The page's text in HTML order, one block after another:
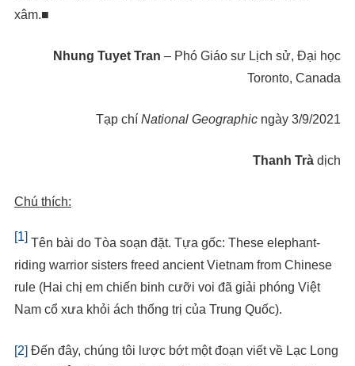
xâm.■
Nhung Tuyet Tran – Phó Giáo sư Lịch sử, Đại học
Toronto, Canada
Tạp chí National Geographic ngày 3/9/2021
Thanh Trà dịch
Chú thích:
[1] Tên bài do Tòa soạn đặt. Tựa gốc: These elephant-
riding warrior sisters freed ancient Vietnam from Chinese
rule (Hai chị em chiến binh cưỡi voi đã giải phóng Việt
Nam cổ xưa khỏi ách thống trị của Trung Quốc).
[2] Đến đây, chúng tôi lược bớt một đoạn viết về Lạc Long